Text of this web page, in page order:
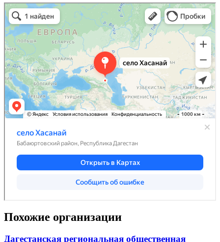
Похожие организации
Дагестанская региональная общественная